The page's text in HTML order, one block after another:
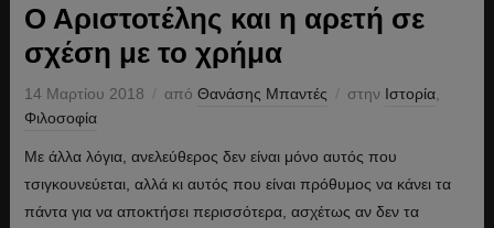
Ο Αριστοτέλης και η αρετή σε
σχέση με το χρήμα
14 Μαρτίου 2018 από Θανάσης Μπαντές στην Ιστορία,
Φιλοσοφία
Με άλλα λόγια, ανελεύθερος δεν είναι μόνο αυτός που
τσιγκουνεύεται, αλλά κι αυτός που είναι πρόθυμος να κάνει τα
πάντα για να αποκτήσει περισσότερα, ασχέτως αν δεν τα